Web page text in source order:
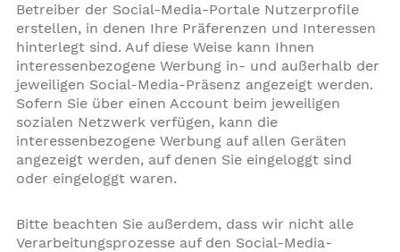
Betreiber der Social-Media-Portale Nutzerprofile
erstellen, in denen Ihre Präferenzen und Interessen
hinterlegt sind. Auf diese Weise kann Ihnen
interessenbezogene Werbung in- und außerhalb der
jeweiligen Social-Media-Präsenz angezeigt werden.
Sofern Sie über einen Account beim jeweiligen
sozialen Netzwerk verfügen, kann die
interessenbezogene Werbung auf allen Geräten
angezeigt werden, auf denen Sie eingeloggt sind
oder eingeloggt waren.
Bitte beachten Sie außerdem, dass wir nicht alle
Verarbeitungsprozesse auf den Social-Media-